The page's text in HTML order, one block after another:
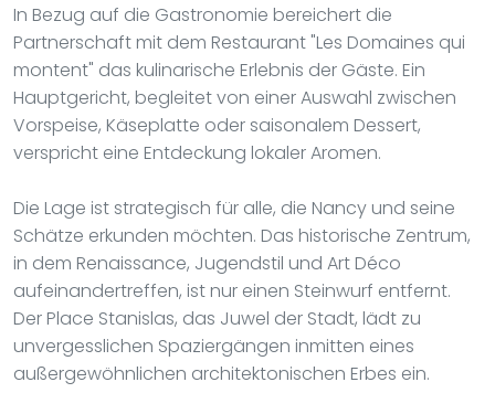
In Bezug auf die Gastronomie bereichert die
Partnerschaft mit dem Restaurant "Les Domaines qui
montent" das kulinarische Erlebnis der Gäste. Ein
Hauptgericht, begleitet von einer Auswahl zwischen
Vorspeise, Käseplatte oder saisonalem Dessert,
verspricht eine Entdeckung lokaler Aromen.
Die Lage ist strategisch für alle, die Nancy und seine
Schätze erkunden möchten. Das historische Zentrum,
in dem Renaissance, Jugendstil und Art Déco
aufeinandertreffen, ist nur einen Steinwurf entfernt.
Der Place Stanislas, das Juwel der Stadt, lädt zu
unvergesslichen Spaziergängen inmitten eines
außergewöhnlichen architektonischen Erbes ein.